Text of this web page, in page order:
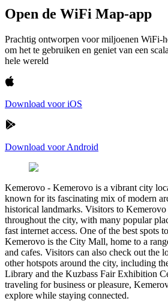
Open de WiFi Map-app
Prachtig ontworpen voor miljoenen WiFi-
om het te gebruiken en geniet van een
hele wereld
Download voor iOS
Download voor Android
Kemerovo - Kemerovo is a vibrant city
known for its fascinating mix of modern
historical landmarks. Visitors to
throughout the city, with many popular
fast internet access. One of the best spots
Kemerovo is the City Mall, home to a
and cafes. Visitors can also check out the
other hotspots around the city, including
Library and the Kuzbass Fair Exhibition
traveling for business or pleasure,
explore while staying connected.